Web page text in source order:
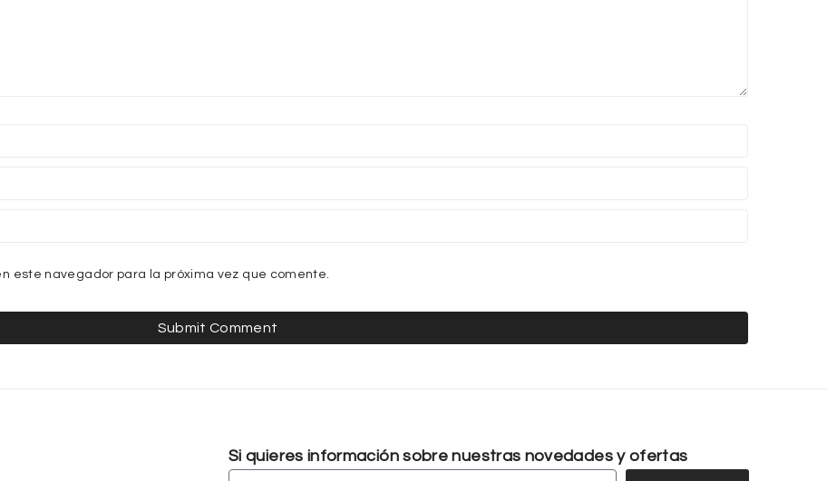
este navegador para la próxima vez que comente.
Si quieres información sobre nuestras novedades y ofertas